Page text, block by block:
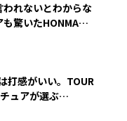
われないとわからな
驚いたHONMA
打感がいい。TOUR
ュアが選ぶ